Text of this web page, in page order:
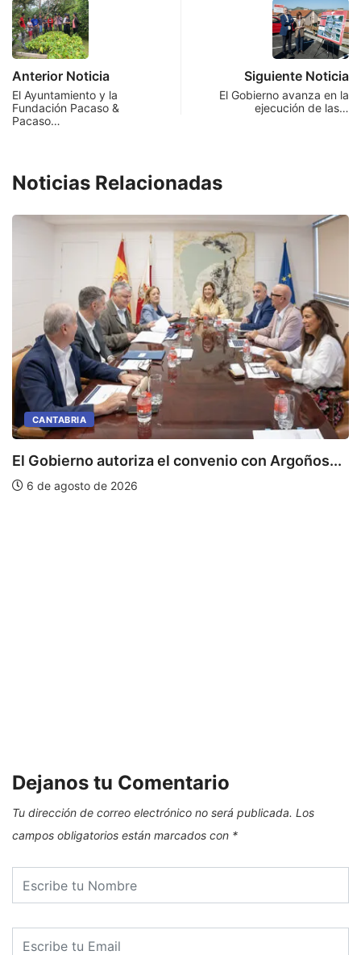
Anterior Noticia
El Ayuntamiento y la
Fundación Pacaso &
Pacaso…
Siguiente Noticia
El Gobierno avanza en la
ejecución de las…
Noticias Relacionadas
CANTABRIA
El Gobierno autoriza el convenio con Argoños...
6 de agosto de 2026
Dejanos tu Comentario
Tu dirección de correo electrónico no será publicada. Los
campos obligatorios están marcados con *